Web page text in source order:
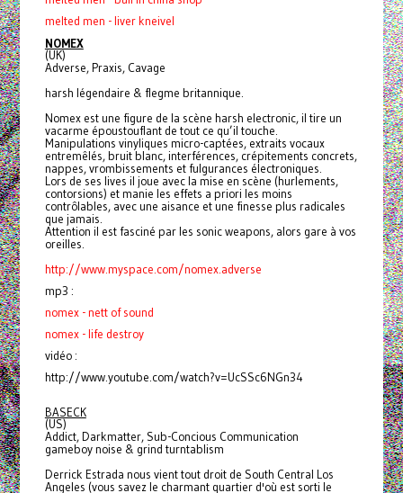
melted men - liver kneivel
NOMEX
(UK)
Adverse, Praxis, Cavage
harsh légendaire & flegme britannique.
Nomex est une figure de la scène harsh electronic, il tire un
vacarme époustouflant de tout ce qu’il touche.
Manipulations vinyliques micro-captées, extraits vocaux
entremêlés, bruit blanc, interférences, crépitements concrets,
nappes, vrombissements et fulgurances électroniques.
Lors de ses lives il joue avec la mise en scène (hurlements,
contorsions) et manie les effets a priori les moins
contrôlables, avec une aisance et une finesse plus radicales
que jamais.
Attention il est fasciné par les sonic weapons, alors gare à vos
oreilles.
http://www.myspace.com/nomex.adverse
mp3 :
nomex - nett of sound
nomex - life destroy
vidéo :
http://www.youtube.com/watch?v=UcSSc6NGn34
BASECK
(US)
Addict, Darkmatter, Sub-Concious Communication
gameboy noise & grind turntablism
Derrick Estrada nous vient tout droit de South Central Los
Angeles (vous savez le charmant quartier d'où est sorti le